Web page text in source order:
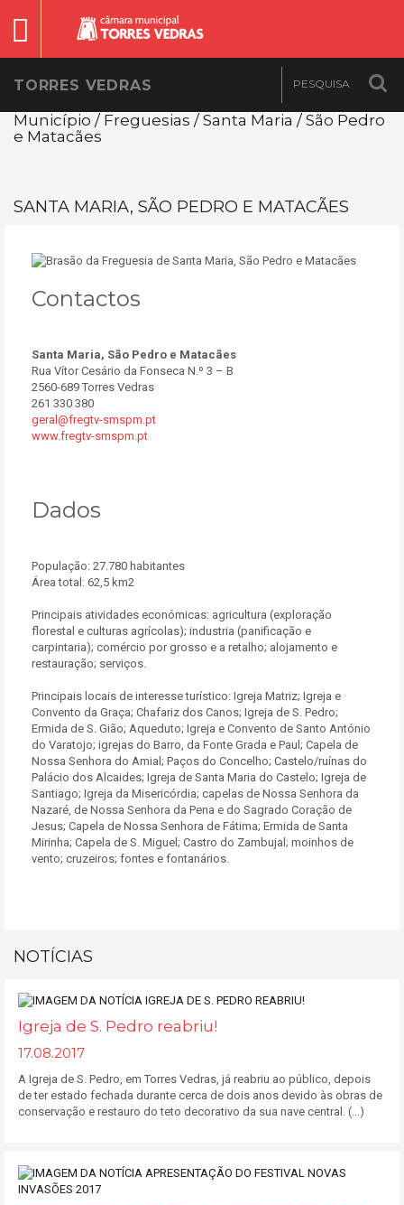
TORRES VEDRAS
Município / Freguesias / Santa Maria / São Pedro
e Matacães
SANTA MARIA, SÃO PEDRO E MATACÃES
Contactos
Santa Maria, São Pedro e Matacães
Rua Vítor Cesário da Fonseca N.º 3 – B
2560-689 Torres Vedras
261 330 380
geral@fregtv-smspm.pt
www.fregtv-smspm.pt
Dados
População: 27.780 habitantes
Área total: 62,5 km2
Principais atividades económicas: agricultura (exploração
florestal e culturas agrícolas); industria (panificação e
carpintaria); comércio por grosso e a retalho; alojamento e
restauração; serviços.
Principais locais de interesse turístico: Igreja Matriz; Igreja e
Convento da Graça; Chafariz dos Canos; Igreja de S. Pedro;
Ermida de S. Gião; Aqueduto; Igreja e Convento de Santo António
do Varatojo; igrejas do Barro, da Fonte Grada e Paul; Capela de
Nossa Senhora do Amial; Paços do Concelho; Castelo/ruínas do
Palácio dos Alcaides; Igreja de Santa Maria do Castelo; Igreja de
Santiago; Igreja da Misericórdia; capelas de Nossa Senhora da
Nazaré, de Nossa Senhora da Pena e do Sagrado Coração de
Jesus; Capela de Nossa Senhora de Fátima; Ermida de Santa
Mirinha; Capela de S. Miguel; Castro do Zambujal; moinhos de
vento; cruzeiros; fontes e fontanários.
NOTÍCIAS
Igreja de S. Pedro reabriu!
17.08.2017
A Igreja de S. Pedro, em Torres Vedras, já reabriu ao público, depois
de ter estado fechada durante cerca de dois anos devido às obras de
conservação e restauro do teto decorativo da sua nave central. (...)